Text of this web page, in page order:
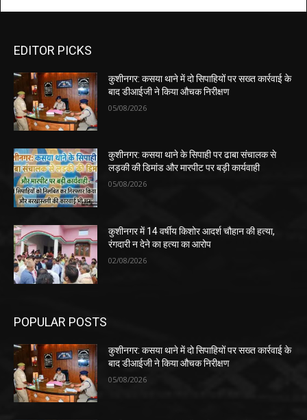
EDITOR PICKS
कुशीनगर: कसया थाने में दो सिपाहियों पर सख्त कार्रवाई के
बाद डीआईजी ने किया औचक निरीक्षण
05/08/2026
कुशीनगर: कसया थाने के सिपाही पर ढाबा संचालक से
लड़की की डिमांड और मारपीट पर बड़ी कार्यवाही
05/08/2026
कुशीनगर में 14 वर्षीय किशोर आदर्श चौहान की हत्या,
रंगदारी न देने का हत्या का आरोप
02/08/2026
POPULAR POSTS
कुशीनगर: कसया थाने में दो सिपाहियों पर सख्त कार्रवाई के
बाद डीआईजी ने किया औचक निरीक्षण
05/08/2026